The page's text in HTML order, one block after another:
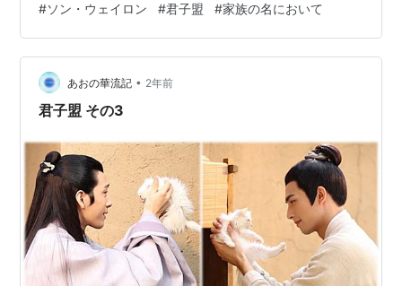
年のような笑顔にあります。年下男子の可愛らしさか
ら、ミステリアスで知的な青年まで、幅広い役柄を見事
に演じ分け、多くの視聴者を虜にしています。
www.youtube.com 今回は、そんなソン・ウェイロンの
魅力が光る、日本でも視聴可能な代表作ドラマを、彼の
#ソン・ウェイロン #君子盟 #家族の名において
あおの華流記 • 2年前
君子盟 その3